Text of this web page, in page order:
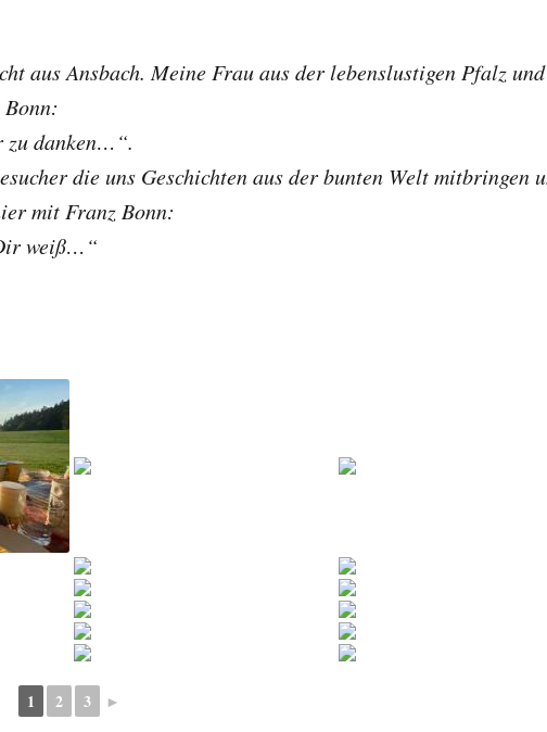
aus Ansbach. Meine Frau aus der lebenslustigen Pfalz
zu danken…“.
die uns Geschichten aus der bunten Welt mitbringen
mit Franz Bonn:
weiß…“
1 2 3 ►